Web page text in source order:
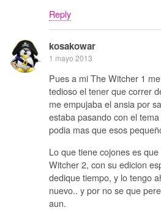
Reply
kosakowar
1 mayo 2013
Pues a mi The Witcher 1
tedioso el tener que correr
me empujaba el ansia por
estaba pasando con el
podia mas que esos
Lo que tiene cojones es
Witcher 2, con su edicion
dedique tiempo, y lo tengo
nuevo.. y por no se que
aun.